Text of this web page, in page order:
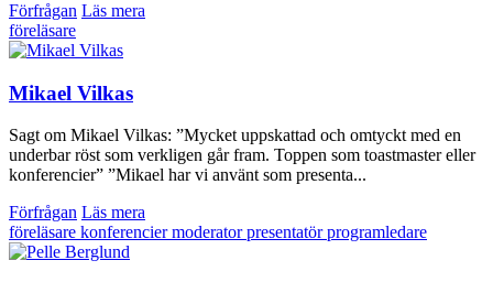
Förfrågan Läs mera
föreläsare
Mikael Vilkas
Sagt om Mikael Vilkas: ”Mycket uppskattad och omtyckt med en
underbar röst som verkligen går fram. Toppen som toastmaster eller
konferencier” ”Mikael har vi använt som presenta...
Förfrågan Läs mera
föreläsare konferenciermoderatorpresentatörprogramledare